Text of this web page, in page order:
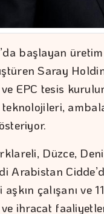
başlayan
Saray
EPC tesis
teknolojileri,
Düzce,
Arabistan
çalışanı ve
ve ihracat